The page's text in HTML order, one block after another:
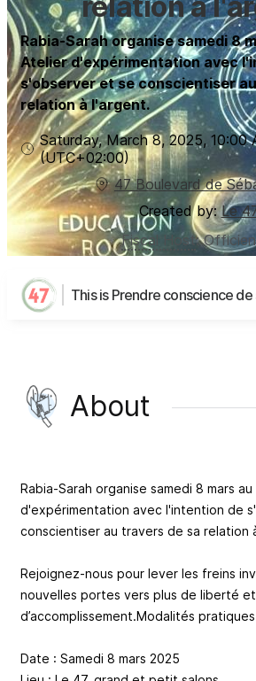
Rabia-Sarah organise samedi 8
Atelier d'expérimentation avec
s'observer et se conscientiser
relation à l'argent.
Saturday, March 8, 2025, 10:00
(UTC+02:00)
47 Boulevard de
Created by:Le
Fiscal Host:
About
Rabia-Sarah organise samedi 8 mars
d'expérimentation avec l'intention de
conscientiser au travers de sa relation
Rejoignez-nous pour lever les freins
nouvelles portes vers plus de liberté et
d’accomplissement.Modalités pratiques
Date : Samedi 8 mars 2025